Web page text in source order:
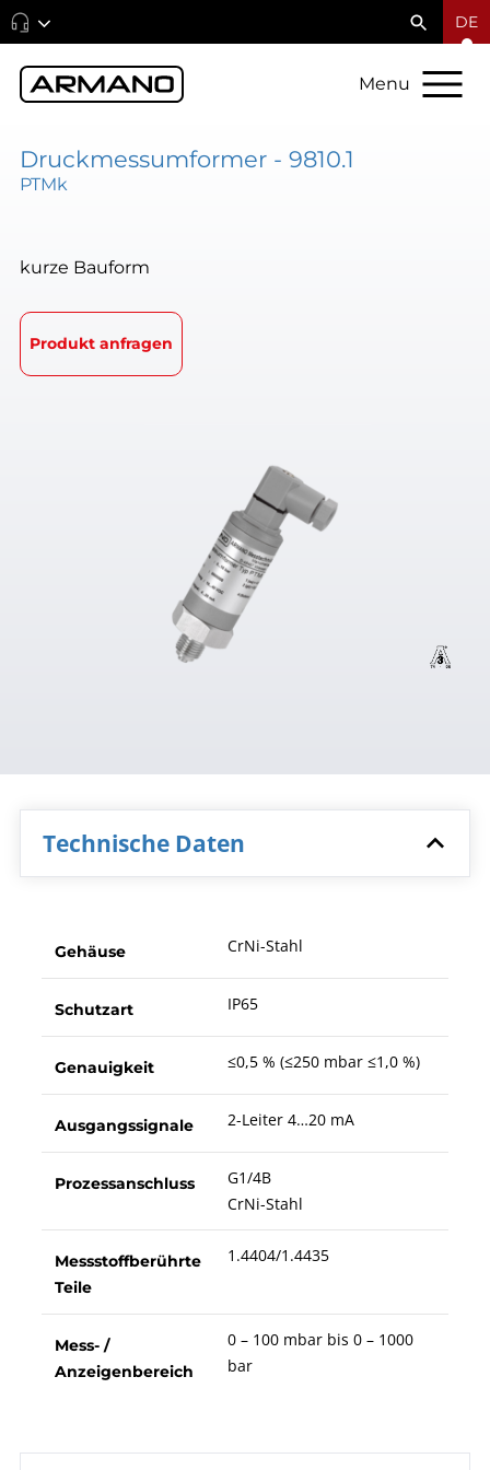
DE
Menu
Druckmessumformer - 9810.1
PTMk
kurze Bauform
Produkt anfragen
Technische Daten
Gehäuse CrNi-Stahl
Schutzart IP65
Genauigkeit ≤0,5 % (≤250 mbar ≤1,0 %)
Ausgangssignale 2-Leiter 4…20 mA
Prozessanschluss
G1/4B
CrNi-Stahl
Messstoffberührte
Teile
1.4404/1.4435
Mess- /
Anzeigenbereich
0 – 100 mbar bis 0 – 1000
bar